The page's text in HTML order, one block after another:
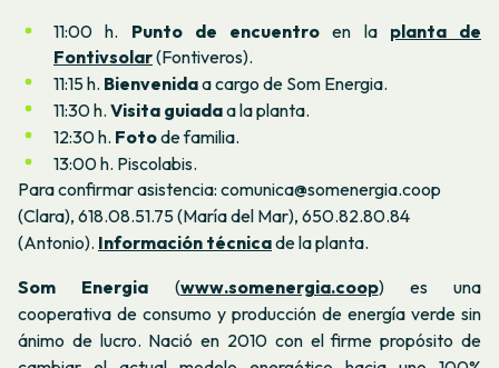
11:00 h. Punto de encuentro en la planta de
Fontivsolar(Fontiveros).
11:15 h. Bienvenidaa cargo de Som Energia.
11:30 h. Visita guiadaa la planta.
12:30 h. Fotode familia.
13:00 h. Piscolabis.
Para confirmar asistencia: comunica@somenergia.coop
(Clara), 618.08.51.75 (María del Mar), 650.82.80.84
(Antonio). Información técnicade la planta.
Som Energia (www.somenergia.coop) es una
cooperativa de consumo y producción de energía verde sin
ánimo de lucro. Nació en 2010 con el firme propósito de